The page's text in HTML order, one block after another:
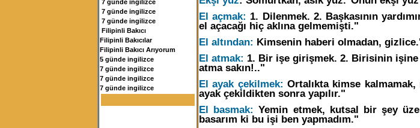
7 günde ingilizce
7 günde ingilizce
7 günde ingilizce
Filipinli Bakıcı
Filipinli Bakıcılar
Filipinli Bakıcı Arıyorum
5 günde ingilizce
7 günde ingilizce
7 günde ingilizce
7 günde ingilizce
El açmak: 1. Dilenmek. 2. Başkasının
el açacağı hiç aklına gelmemişti."
El altından: Kimsenin haberi olmadan,
El atmak: 1. Bir işe girişmek. 2. Birisinin işine
atma sakın!.."
El ayak çekilmek: Ortalıkta kimse kalmamak,
ayak çekildikten sonra yapılır."
El basmak: Yemin etmek, kutsal bir şey
basarım ki bu işi ben yapmadım."